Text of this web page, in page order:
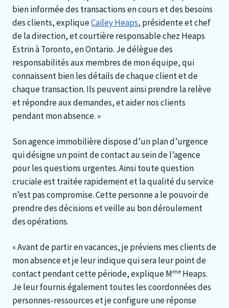
bien informée des transactions en cours et des besoins
des clients, expliqueCailey Heaps, présidente et chef
de la direction, et courtière responsable chez Heaps
Estrin à Toronto, en Ontario. Je délègue des
responsabilités aux membres de mon équipe, qui
connaissent bien les détails de chaque client et de
chaque transaction. Ils peuvent ainsi prendre la relève
et répondre aux demandes, et aider nos clients
pendant mon absence. »
Son agence immobilière dispose d’un plan d’urgence
qui désigne un point de contact au sein de l’agence
pour les questions urgentes. Ainsi toute question
cruciale est traitée rapidement et la qualité du service
n’est pas compromise. Cette personne a le pouvoir de
prendre des décisions et veille au bon déroulement
des opérations.
« Avant de partir en vacances, je préviens mes clients de
mon absence et je leur indique qui sera leur point de
contact pendant cette période, explique Mme Heaps.
Je leur fournis également toutes les coordonnées des
personnes-ressources et je configure une réponse